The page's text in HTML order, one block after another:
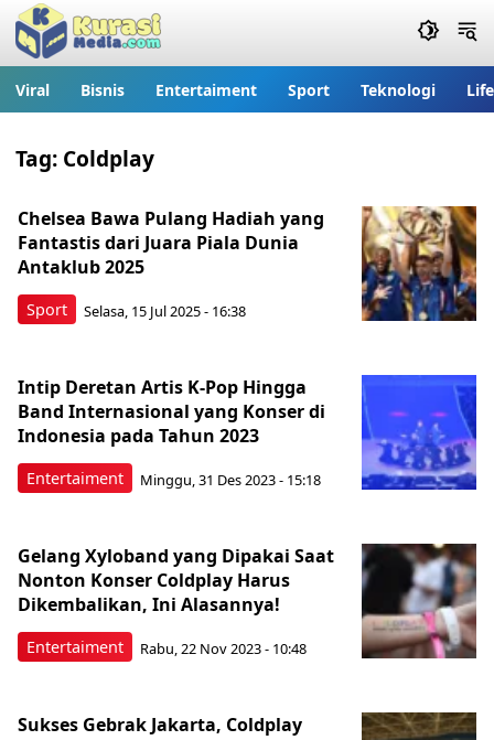
Viral Bisnis Entertaiment Sport Teknologi
Tag: Coldplay
Sport
Chelsea Bawa Pulang Hadiah yang
Fantastis dari Juara Piala Dunia
Antaklub 2025
Selasa, 15 Jul 2025 - 16:38
Entertaiment
Intip Deretan Artis K-Pop Hingga
Band Internasional yang Konser di
Indonesia pada Tahun 2023
Minggu, 31 Des 2023 - 15:18
Entertaiment
Gelang Xyloband yang Dipakai Saat
Nonton Konser Coldplay Harus
Dikembalikan, Ini Alasannya!
Rabu, 22 Nov 2023 - 10:48
Sukses Gebrak Jakarta, Coldplay